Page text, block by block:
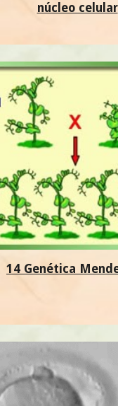
núcleo celular
14 Genética